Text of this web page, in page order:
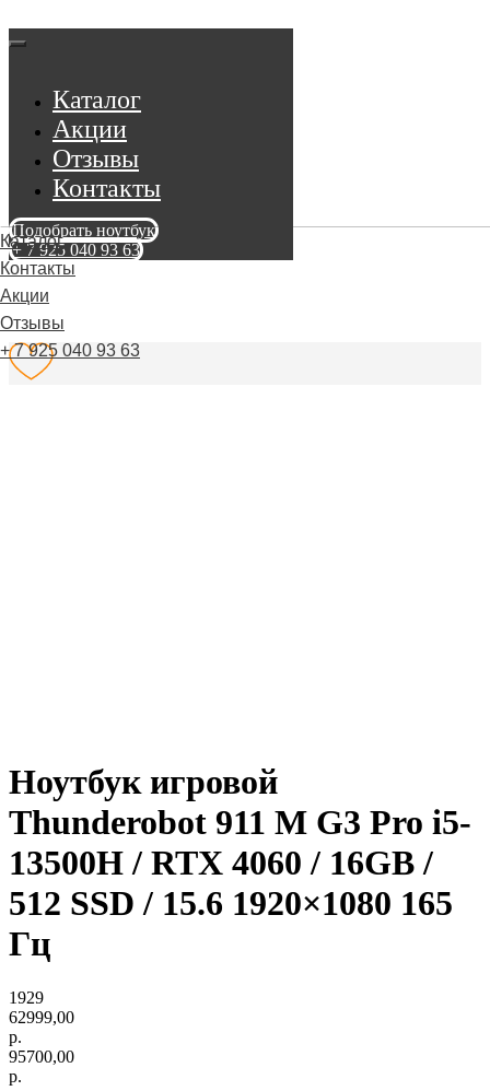
Каталог
Акции
Отзывы
Контакты
Подобрать ноутбук
+ 7 925 040 93 63
Каталог
Контакты
Акции
Отзывы
+ 7 925 040 93 63
Ноутбук игровой
Thunderobot 911 M G3 Pro i5-
13500H / RTX 4060 / 16GB /
512 SSD / 15.6 1920×1080 165
Гц
1929
62999,00
р.
95700,00
р.